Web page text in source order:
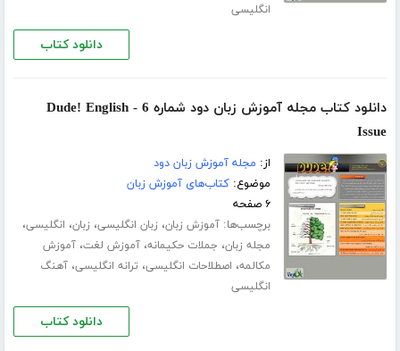
انگلیسی
دانلود کتاب
دانلود کتاب مجله آموزش زبان دود شماره 6 - Dude! English
Issue
از: مجله آموزش زبان دود
موضوع:کتاب‌های آموزش زبان
۶ صفحه
برچسب‌ها:آموزش زبان، زبان انگلیسی، زبان، انگلیسی،
مجله زبان، جملات حکیمانه،آموزش لغت،آموزش
مکالمه، اصطلاحات انگلیسی، ترانه انگلیسی،آهنگ
انگلیسی
دانلود کتاب